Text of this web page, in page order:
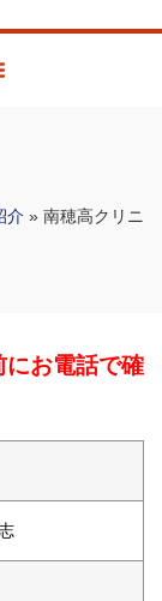
介 » 南穂高クリニ
お電話で確